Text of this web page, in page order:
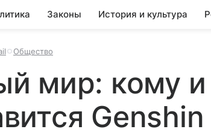
Законы История и культура
Общество
мир: кому и